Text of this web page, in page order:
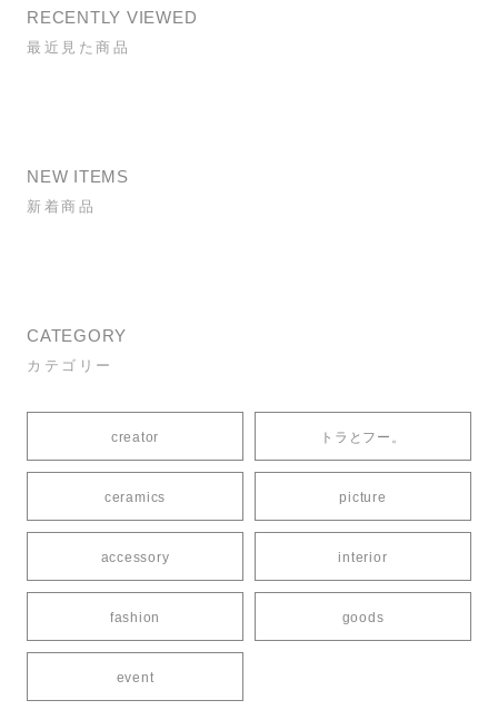
RECENTLY VIEWED
最近見た商品
NEW ITEMS
新着商品
CATEGORY
カテゴリー
creator トラとフー。
ceramics picture
accessory interior
fashion goods
event